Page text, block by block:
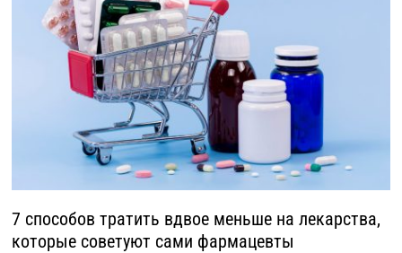
7 способов тратить вдвое меньше на лекарства,
которые советуют сами фармацевты